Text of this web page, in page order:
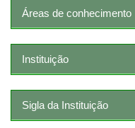
Áreas de conhecimento
Instituição
Sigla da Instituição